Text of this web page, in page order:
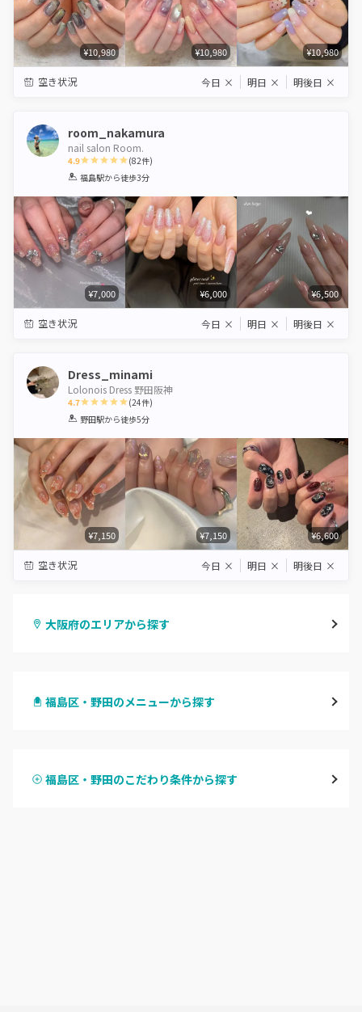
¥10,980 ¥10,980 ¥10,980
空き状況 今日 × 明日 × 明後日 ×
room_nakamura
nail salon Room.
4.9
1 2 3 4 5
(82件)
福島駅から徒歩3分
¥7,000 ¥6,000 ¥6,500
空き状況 今日 × 明日 × 明後日 ×
Dress_minami
Lolonois Dress 野田阪神
4.7
1 2 3 4 5
(24件)
野田駅から徒歩5分
¥7,150 ¥7,150 ¥6,600
空き状況 今日 × 明日 × 明後日 ×
大阪府のエリアから探す
心斎橋・南船場・アメ村
福島区・野田のメニューから探す
ハンドスカルプ
福島区・野田のこだわり条件から探す